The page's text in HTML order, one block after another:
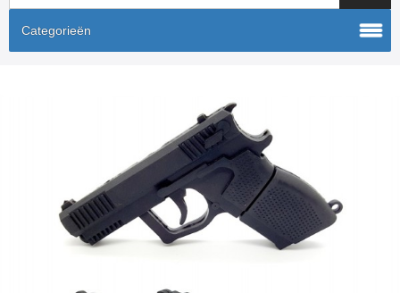
Categorieën